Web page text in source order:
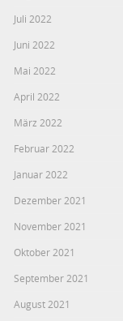
Juli 2022
Juni 2022
Mai 2022
April 2022
März 2022
Februar 2022
Januar 2022
Dezember 2021
November 2021
Oktober 2021
September 2021
August 2021